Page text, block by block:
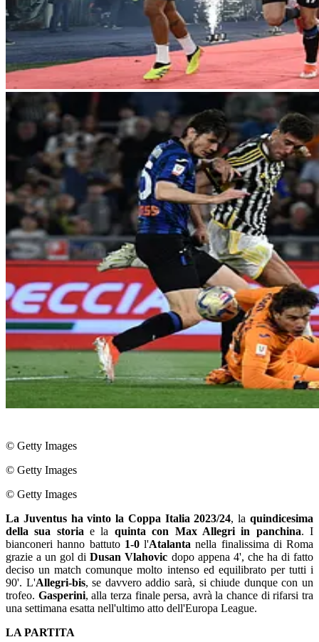
© Getty Images
© Getty Images
© Getty Images
La Juventus ha vinto la Coppa Italia 2023/24, laquindicesima
della sua storia e la quinta con Max Allegri in panchina. I
bianconeri hanno battuto 1-0l'Atalanta nella finalissima di Roma
grazie a un gol diDusan Vlahovic dopo appena 4', che ha di fatto
deciso un match comunque molto intenso ed equilibrato per tutti i
90'. L'Allegri-bis, se davvero addio sarà, si chiude dunque con un
trofeo. Gasperini, alla terza finale persa, avrà la chance di rifarsi tra
una settimana esatta nell'ultimo atto dell'Europa League.
LA PARTITA